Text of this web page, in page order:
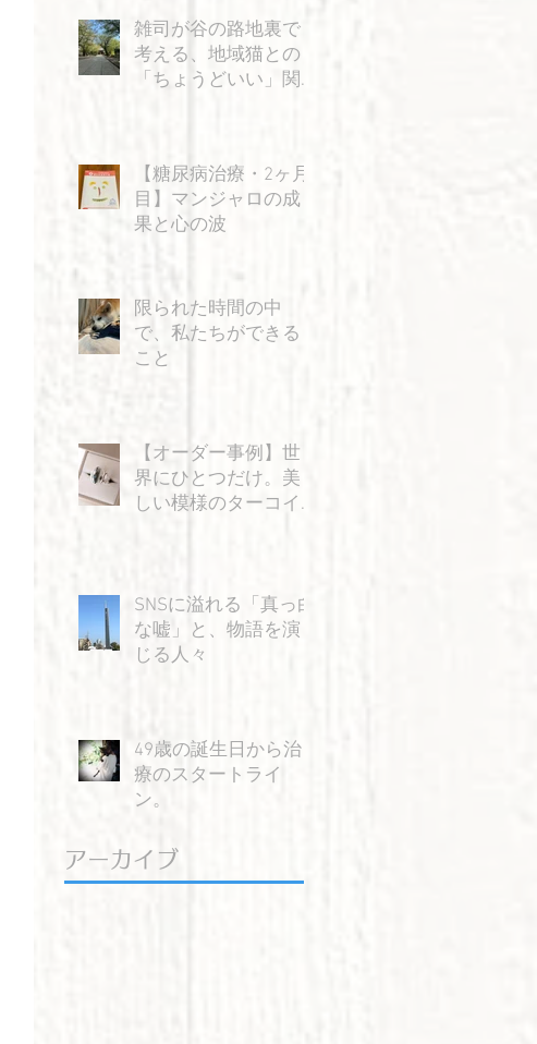
雑司が谷の路地裏で
考える、地域猫との
「ちょうどいい」関
【糖尿病治療・2ヶ月
目】マンジャロの成
果と心の波
限られた時間の中
で、私たちができる
こと
【オーダー事例】世
界にひとつだけ。美
しい模様のターコイ
SNSに溢れる「真っ白
な嘘」と、物語を演
じる人々
49歳の誕生日から治
療のスタートライ
ン。
アーカイブ